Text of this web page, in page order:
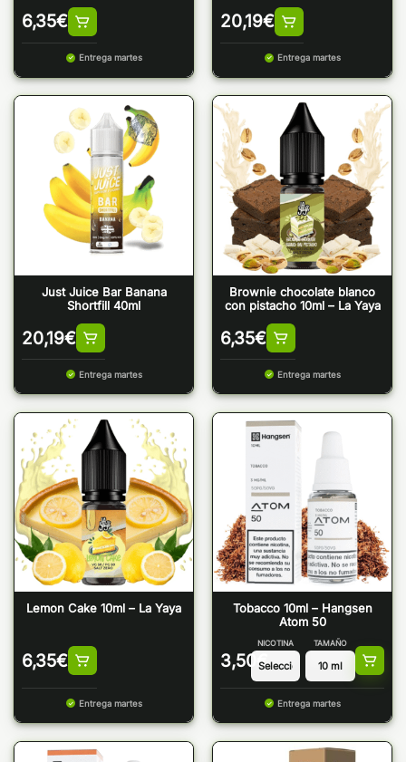
6,35€
Entrega martes
20,19€
Entrega martes
Just Juice Bar Banana
Shortfill 40ml
20,19€
Entrega martes
Brownie chocolate blanco
con pistacho 10ml – La Yaya
6,35€
Entrega martes
Lemon Cake 10ml – La Yaya
6,35€
Entrega martes
Tobacco 10ml – Hangsen
Atom 50
3,50 €
NICOTINA TAMAÑO
Entrega martes